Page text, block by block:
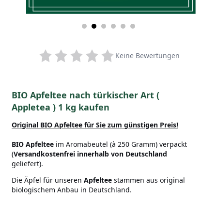
Keine Bewertungen
BIO Apfeltee nach türkischer Art (
Appletea ) 1 kg kaufen
Original BIO Apfeltee für Sie zum günstigen Preis!
BIO Apfeltee im Aromabeutel (à 250 Gramm) verpackt
(Versandkostenfrei innerhalb von Deutschland
geliefert).
Die Äpfel für unseren Apfeltee stammen aus original
biologischem Anbau in Deutschland.